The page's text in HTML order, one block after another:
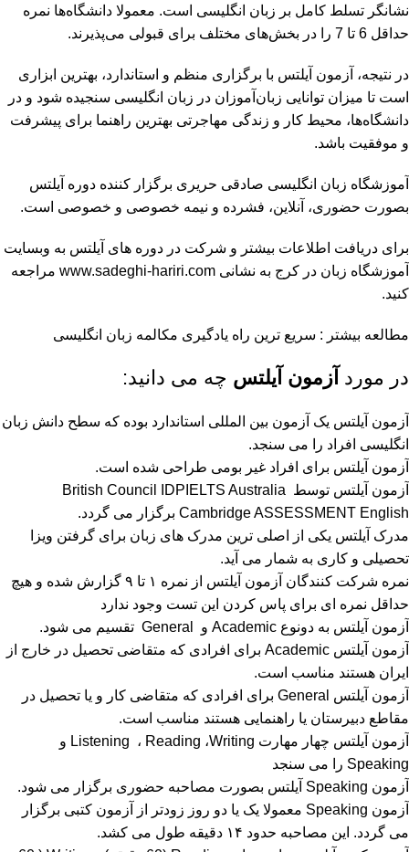
نشانگر تسلط کامل بر زبان انگلیسی است. معمولا دانشگاه‌ها نمره
حداقل 6 تا 7 را در بخش‌های مختلف برای قبولی می‌پذیرند.
در نتیجه، آزمون آیلتس با برگزاری منظم و استاندارد، بهترین ابزاری
است تا میزان توانایی زبان‌آموزان در زبان انگلیسی سنجیده شود و در
دانشگاه‌ها، محیط کار و زندگی مهاجرتی بهترین راهنما برای پیشرفت
و موفقیت باشد.
آموزشگاه زبان انگلیسی صادقی حریری برگزار کننده دوره آیلتس
بصورت حضوری، آنلاین، فشرده و نیمه خصوصی و خصوصی است.
برای دریافت اطلاعات بیشتر و شرکت در دوره های آیلتس به وبسایت
آموزشگاه زبان در کرج
به نشانی www.sadeghi-hariri.com مراجعه
کنید.
مطالعه بیشتر : سریع ترین راه یادگیری مکالمه زبان انگلیسی
در مورد آزمون آیلتس چه می دانید:
آزمون آیلتس یک آزمون بین المللی استاندارد بوده که سطح دانش زبان
انگلیسی افراد را می سنجد.
آزمون آیلتس برای افراد غیر بومی طراحی شده است.
آزمون آیلتس توسط British Council IDPIELTS Australia
Cambridge ASSESSMENT English برگزار می گردد.
مدرک آیلتس یکی از اصلی ترین مدرک های زبان برای گرفتن ویزا
تحصیلی و کاری به شمار می آید.
نمره شرکت کنندگان آزمون آیلتس از نمره ۱ تا ۹ گزارش شده و هیچ
حداقل نمره ای برای پاس کردن این تست وجود ندارد
آزمون آیلتس به دونوع Academic و General تقسیم می شود.
آزمون آیلتس Academic برای افرادی که متقاضی تحصیل در خارج از
ایران هستند مناسب است.
آزمون آیلتس General برای افرادی که متقاضی کار و یا تحصیل در
مقاطع دبیرستان یا راهنمایی هستند مناسب است.
آزمون آیلتس چهار مهارت Listening ، Reading ،Writing و
Speaking را می سنجد
آزمون Speaking آیلتس بصورت مصاحبه حضوری برگزار می شود.
آزمون Speaking معمولا یک یا دو روز زودتر از آزمون کتبی برگزار
می گردد. این مصاحبه حدود ۱۴ دقیقه طول می کشد.